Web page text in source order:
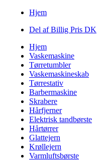
Hjem
Del af Billig Pris DK
Hjem
Vaskemaskine
Tørretumbler
Vaskemaskineskab
Tørrestativ
Barbermaskine
Skrabere
Hårfjerner
Elektrisk tandbørste
Hårtørrer
Glattejern
Krøllejern
Varmluftsbørste